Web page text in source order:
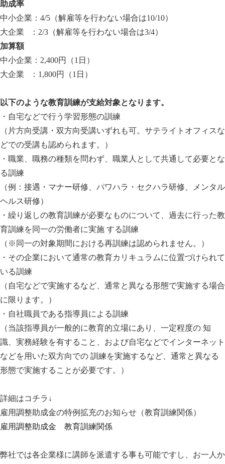
助成率
中小企業：4/5（解雇等を行わない場合は10/10）
大企業 ：2/3（解雇等を行わない場合は3/4）
加算額
中小企業：2,400円（1日）
大企業 ：1,800円（1日）
以下のような教育訓練が支給対象となります。
・自宅などで行う学習形態の訓練
（片方向受講・双方向受講いずれも可。サテライトオフィスな
どでの受講も認められます。）
・職業、職務の種類を問わず、職業人として共通して必要とな
る訓練
（例：接遇・マナー研修、パワハラ・セクハラ研修、メンタル
ヘルス研修）
・繰り返しの教育訓練が必要なものについて、過去に行った教
育訓練を同一の労働者に実施 する訓練
（※同一の対象期間における再訓練は認められません。）
・その企業において通常の教育カリキュラムに位置づけられて
いる訓練
（自宅などで実施するなど、通常と異なる形態で実施する場合
に限ります。）
・自社職員である指導員による訓練
（当該指導員が一般的に教育的立場にあり、一定程度の 知
識、実務経験を有すること、および自宅などでインターネット
などを用いた双方向での 訓練を実施するなど、通常と異なる
形態で実施することが必要です。）
詳細はコチラ↓
雇用調整助成金の特例拡充のお知らせ（教育訓練関係）
雇用調整助成金 教育訓練関係
弊社では各企業様に講師を派遣する事も可能ですし、お一人か